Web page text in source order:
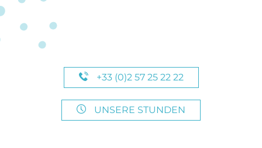
+33 (0)2 57 25 22 22
UNSERE STUNDEN